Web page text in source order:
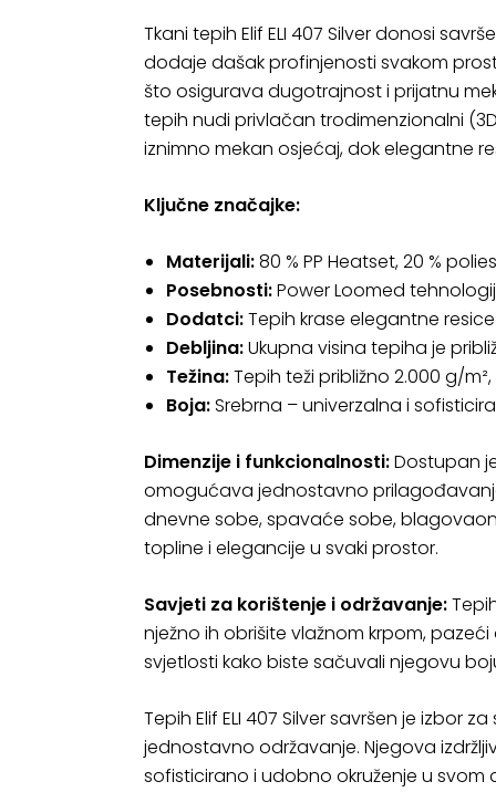
Tkani tepih Elif ELI 407 Silver donosi
dodaje dašak profinjenosti svakom
što osigurava dugotrajnost i prijatnu
tepih nudi privlačan trodimenzionalni
iznimno mekan osjećaj, dok elegantne
Ključne značajke:
Materijali:80 % PP Heatset, 20 %
Posebnosti:Power Loomed
Dodatci:Tepih krase elegantne
Debljina:Ukupna visina tepiha je
Težina:Tepih teži približno 2.000 g/
Boja:Srebrna – univerzalna i
Dimenzije i funkcionalnosti:Dostupan
omogućava jednostavno
dnevne sobe, spavaće sobe,
topline i elegancije u svaki prostor.
Savjeti za korištenje i održavanje:
nježno ih obrišite vlažnom krpom,
svjetlosti kako biste sačuvali njegovu
Tepih Elif ELI 407 Silver savršen je
jednostavno održavanje. Njegova
sofisticirano i udobno okruženje u svom